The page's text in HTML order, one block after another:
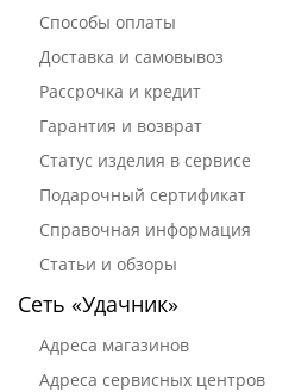
Способы оплаты
Доставка и самовывоз
Рассрочка и кредит
Гарантия и возврат
Статус изделия в сервисе
Подарочный сертификат
Справочная информация
Статьи и обзоры
Сеть «Удачник»
Адреса магазинов
Адреса сервисных центров